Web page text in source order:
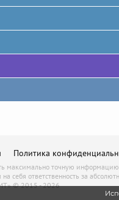
Политика
максимально точную
себя ответственность за
© 2015 - 2026